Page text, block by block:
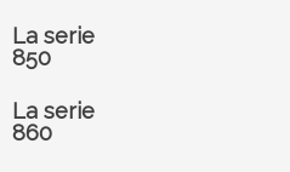
La serie
850
La serie
860